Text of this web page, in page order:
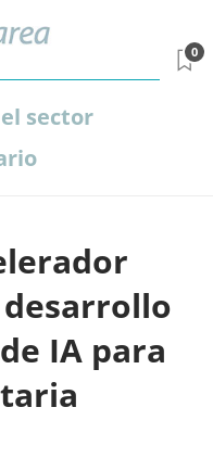
sector
0
desarrollo
IA para